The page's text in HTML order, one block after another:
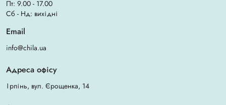
Пт: 9.00 - 17.00
Сб - Нд: вихідні
Email
info@chila.ua
Адреса офісу
Ірпінь, вул. Єрощенка, 14